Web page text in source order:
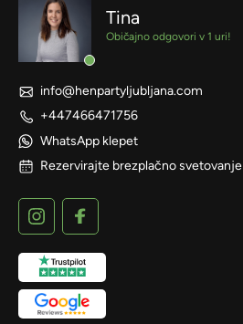
Tina
Običajno odgovori v 1 uri!
info@henpartyljubljana.com
+447466471756
WhatsApp klepet
Rezervirajte brezplačno svetovanje